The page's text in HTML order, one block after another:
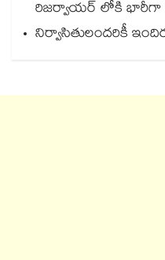
రిజర్వాయర్ లోకి భారీగా
నిర్వాసితులందరికీ